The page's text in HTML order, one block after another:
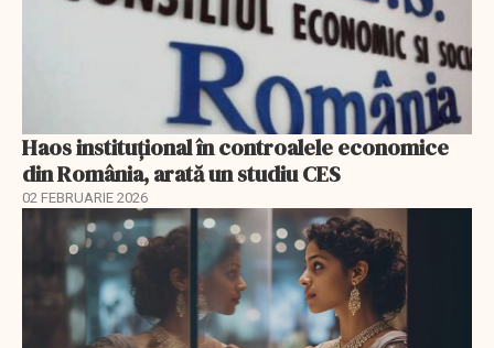
Haos instituțional în controalele economice
din România, arată un studiu CES
02 FEBRUARIE 2026